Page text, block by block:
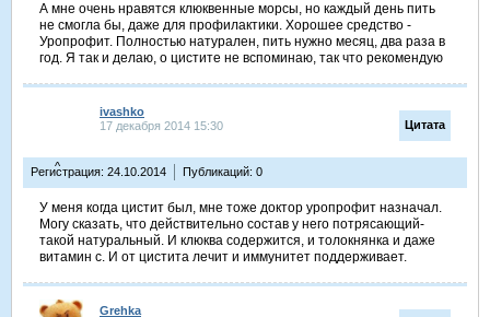
А мне очень нравятся клюквенные морсы, но каждый день пить
не смогла бы, даже для профилактики. Хорошее средство -
Уропрофит. Полностью натурален, пить нужно месяц, два раза в
год. Я так и делаю, о цистите не вспоминаю, так что рекомендую
Цитата
ivashko
17 декабря 2014 15:30
Регистрация: 24.10.2014 Публикаций: 0
^
У меня когда цистит был, мне тоже доктор уропрофит назначал.
Могу сказать, что действительно состав у него потрясающий-
такой натуральный. И клюква содержится, и толокнянка и даже
витамин с. И от цистита лечит и иммунитет поддерживает.
Grehka